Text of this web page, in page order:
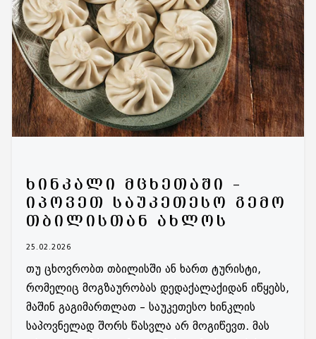
ᲮᲘᲜᲙᲐᲚᲘ ᲛᲪᲮᲔᲗᲐᲨᲘ –
ᲘᲞᲝᲕᲔᲗ ᲡᲐᲣᲙᲔᲗᲔᲡᲝ ᲒᲔᲛᲝ
ᲗᲑᲘᲚᲘᲡᲗᲐᲜ ᲐᲮᲚᲝᲡ
25.02.2026
თუ ცხოვრობთ თბილისში ან ხართ ტურისტი,
რომელიც მოგზაურობას დედაქალაქიდან იწყებს,
მაშინ გაგიმართლათ – საუკეთესო ხინკლის
საპოვნელად შორს წასვლა არ მოგიწევთ. მას